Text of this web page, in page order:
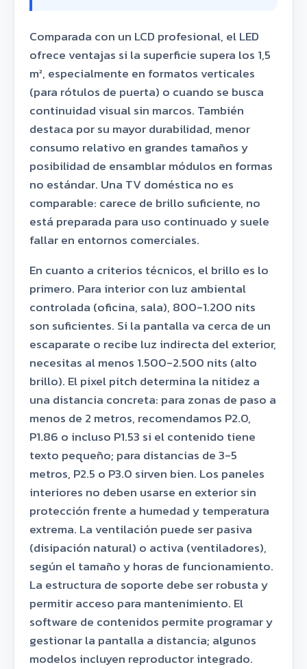
Comparada con un LCD profesional, el LED
ofrece ventajas si la superficie supera los 1,5
m², especialmente en formatos verticales
(para rótulos de puerta) o cuando se busca
continuidad visual sin marcos. También
destaca por su mayor durabilidad, menor
consumo relativo en grandes tamaños y
posibilidad de ensamblar módulos en formas
no estándar. Una TV doméstica no es
comparable: carece de brillo suficiente, no
está preparada para uso continuado y suele
fallar en entornos comerciales.
En cuanto a criterios técnicos, el brillo es lo
primero. Para interior con luz ambiental
controlada (oficina, sala), 800-1.200 nits
son suficientes. Si la pantalla va cerca de un
escaparate o recibe luz indirecta del exterior,
necesitas al menos 1.500-2.500 nits (alto
brillo). El pixel pitch determina la nitidez a
una distancia concreta: para zonas de paso a
menos de 2 metros, recomendamos P2.0,
P1.86 o incluso P1.53 si el contenido tiene
texto pequeño; para distancias de 3-5
metros, P2.5 o P3.0 sirven bien. Los paneles
interiores no deben usarse en exterior sin
protección frente a humedad y temperatura
extrema. La ventilación puede ser pasiva
(disipación natural) o activa (ventiladores),
según el tamaño y horas de funcionamiento.
La estructura de soporte debe ser robusta y
permitir acceso para mantenimiento. El
software de contenidos permite programar y
gestionar la pantalla a distancia; algunos
modelos incluyen reproductor integrado.